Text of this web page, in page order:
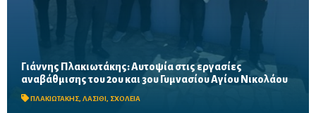
Γιάννης Πλακιωτάκης: Αυτοψία στις εργασίες
αναβάθμισης του 2ου και 3ου Γυμνασίου Αγίου Νικολάου
ΠΛΑΚΙΩΤΑΚΗΣ, ΛΑΣΙΘΙ , ΣΧΟΛΕΙΑ
Οι παρεμβάσεις του προγράμματος «Μαριέττα Γιαννάκου»
αναμένεται να ολοκληρωθούν πριν από τη νέα σχολική χρονιά –
Προβλέπονται ανακαινίσεις αιθουσών, αύλειων και...